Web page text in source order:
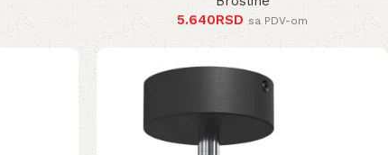
5.640RSD sa PDV-om